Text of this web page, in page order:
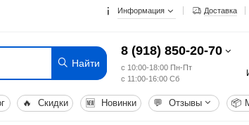
Информация Доставка
Найти
8 (918) 850-20-70
с 10:00-18:00 Пн-Пт
с 11:00-16:00 Сб
🔥 Скидки 🆕 Новинки 💬 Отзывы 📦